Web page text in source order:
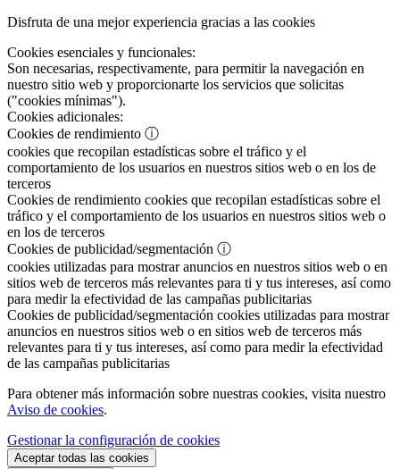
Disfruta de una mejor experiencia gracias a las cookies
Cookies esenciales y funcionales:
Son necesarias, respectivamente, para permitir la navegación en
nuestro sitio web y proporcionarte los servicios que solicitas
("cookies mínimas").
Cookies adicionales:
Cookies de rendimiento ⓘ
cookies que recopilan estadísticas sobre el tráfico y el
comportamiento de los usuarios en nuestros sitios web o en los de
terceros
Cookies de rendimiento cookies que recopilan estadísticas sobre el
tráfico y el comportamiento de los usuarios en nuestros sitios web o
en los de terceros
Cookies de publicidad/segmentación ⓘ
cookies utilizadas para mostrar anuncios en nuestros sitios web o en
sitios web de terceros más relevantes para ti y tus intereses, así como
para medir la efectividad de las campañas publicitarias
Cookies de publicidad/segmentación cookies utilizadas para mostrar
anuncios en nuestros sitios web o en sitios web de terceros más
relevantes para ti y tus intereses, así como para medir la efectividad
de las campañas publicitarias
Para obtener más información sobre nuestras cookies, visita nuestro
Aviso de cookies.
Gestionar la configuración de cookies
Aceptar todas las cookies